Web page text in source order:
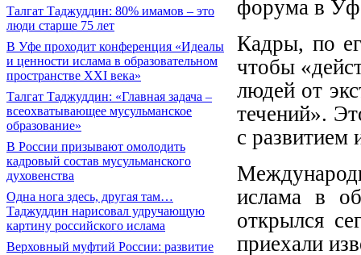
Талгат Таджуддин: 80% имамов – это
люди старше 75 лет
В Уфе проходит конференция «Идеалы
и ценности ислама в образовательном
пространстве XXI века»
Талгат Таджуддин: «Главная задача –
всеохватывающее мусульманское
образование»
В России призывают омолодить
кадровый состав мусульманского
духовенства
Одна нога здесь, другая там…
Таджуддин нарисовал удручающую
картину российского ислама
Верховный муфтий России: развитие
форума в
Кадры, по
чтобы
людей от
течений».
с развитием
ислама в
открылся
приехали